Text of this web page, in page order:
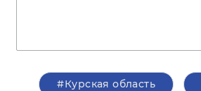
#Курская область